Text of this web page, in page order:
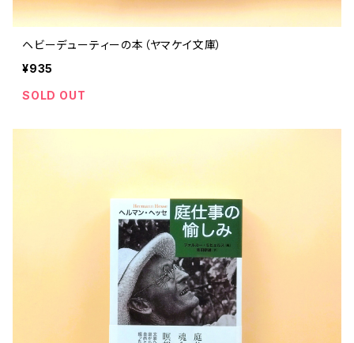
ヘビーデューティーの本（ヤマケイ文庫）
¥935
SOLD OUT